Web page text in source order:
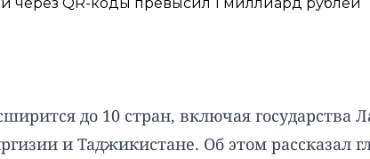
до 10 стран, включая государства
и Таджикистане. Об этом рассказал